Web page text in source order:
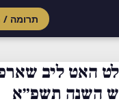
תרומה /
האט ליב
השנה תשפ״א